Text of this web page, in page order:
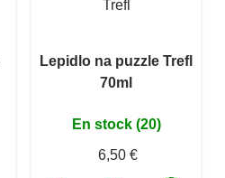
Trefl
Lepidlo na puzzle Trefl
70ml
En stock (20)
6,50 €